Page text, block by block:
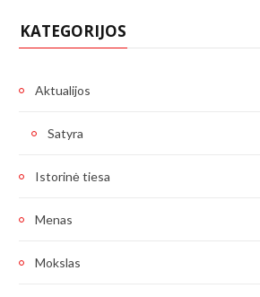
KATEGORIJOS
Aktualijos
Satyra
Istorinė tiesa
Menas
Mokslas